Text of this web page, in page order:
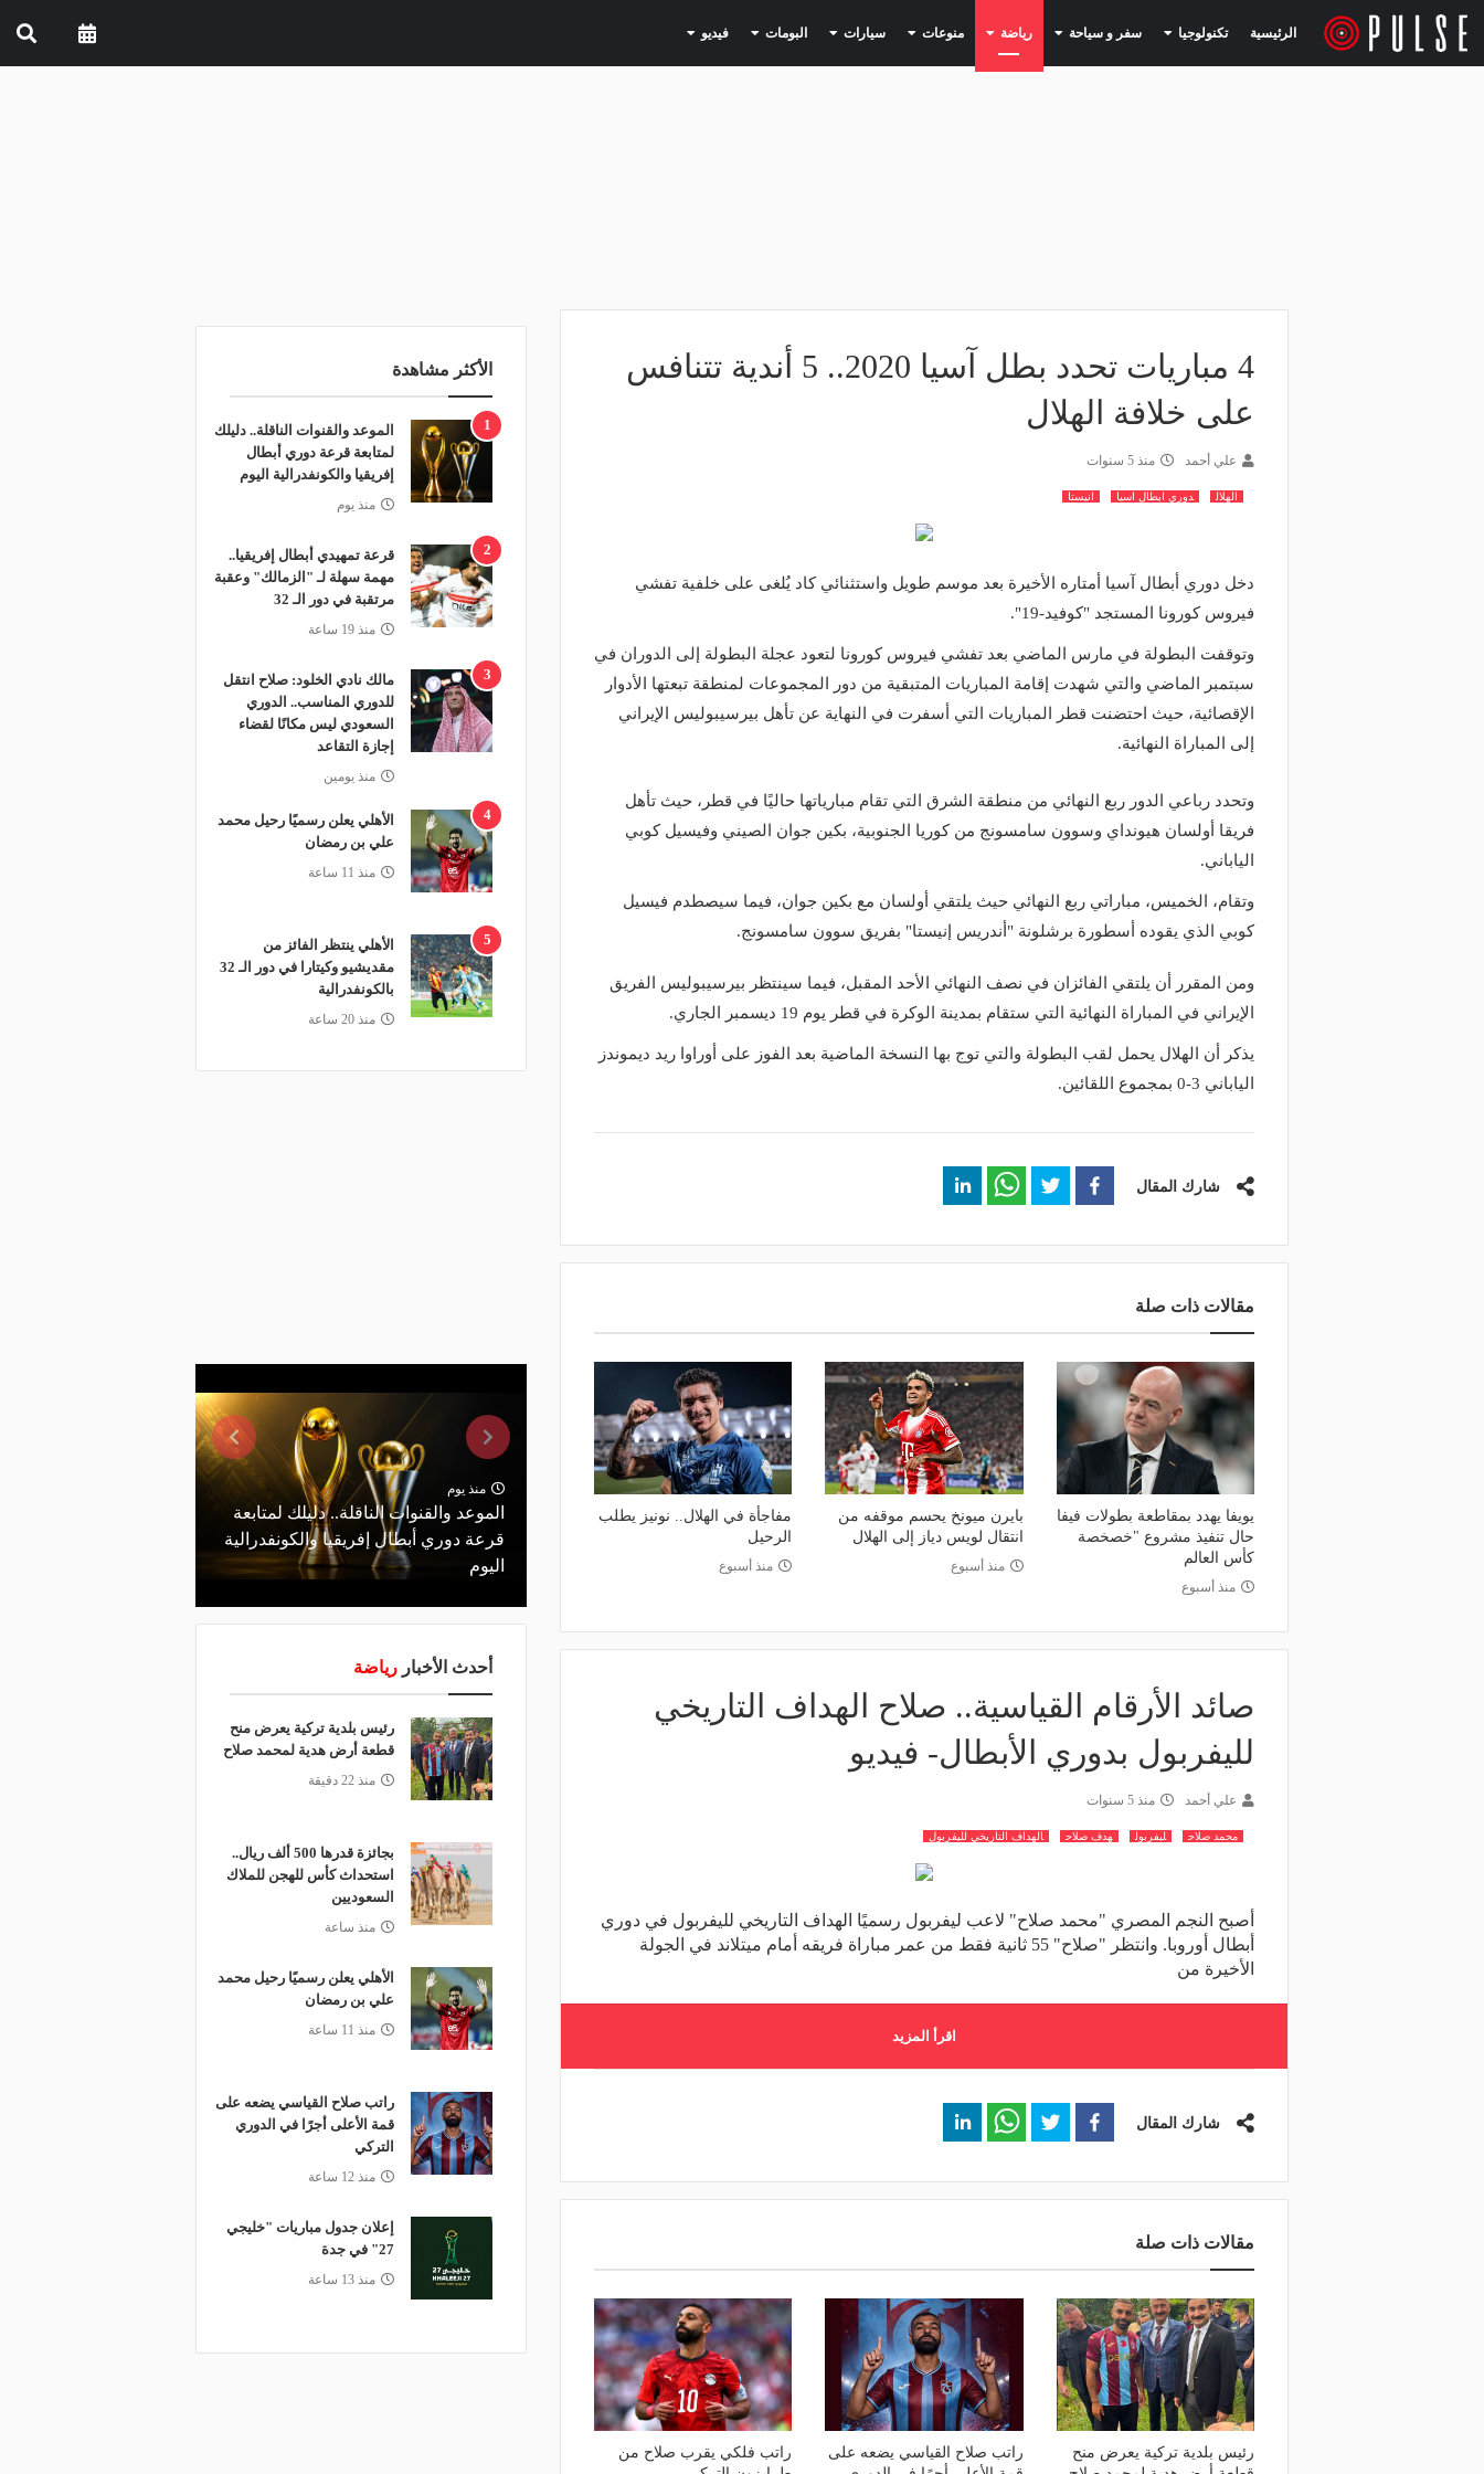
الرئيسية تكنولوجيا (current) سفر و سياحة (current) رياضة (current) منوعات (current) سيارات (current) البومات (current) فيديو (current)
4 مباريات تحدد بطل آسيا 2020.. 5 أندية تتنافس
على خلافة الهلال
علي أحمد منذ 5 سنوات
الهلال دوري ابطال اسيا انيستا
دخل دوري أبطال آسيا أمتاره الأخيرة بعد موسم طويل واستثنائي كاد يُلغى على خلفية تفشي
فيروس كورونا المستجد "كوفيد-19".
وتوقفت البطولة في مارس الماضي بعد تفشي فيروس كورونا لتعود عجلة البطولة إلى الدوران في
سبتمبر الماضي والتي شهدت إقامة المباريات المتبقية من دور المجموعات لمنطقة تبعتها الأدوار
الإقصائية، حيث احتضنت قطر المباريات التي أسفرت في النهاية عن تأهل بيرسيبوليس الإيراني
إلى المباراة النهائية.
وتحدد رباعي الدور ربع النهائي من منطقة الشرق التي تقام مبارياتها حاليًا في قطر، حيث تأهل
فريقا أولسان هيونداي وسوون سامسونج من كوريا الجنوبية، بكين جوان الصيني وفيسيل كوبي
الياباني.
وتقام، الخميس، مباراتي ربع النهائي حيث يلتقي أولسان مع بكين جوان، فيما سيصطدم فيسيل
كوبي الذي يقوده أسطورة برشلونة "أندريس إنيستا" بفريق سوون سامسونج.
ومن المقرر أن يلتقي الفائزان في نصف النهائي الأحد المقبل، فيما سينتظر بيرسيبوليس الفريق
الإيراني في المباراة النهائية التي ستقام بمدينة الوكرة في قطر يوم 19 ديسمبر الجاري.
يذكر أن الهلال يحمل لقب البطولة والتي توج بها النسخة الماضية بعد الفوز على أوراوا ريد ديموندز
الياباني 3-0 بمجموع اللقائين.
شارك المقال
مقالات ذات صلة
يويفا يهدد بمقاطعة بطولات فيفا
حال تنفيذ مشروع "خصخصة
كأس العالم
منذ أسبوع
بايرن ميونخ يحسم موقفه من
انتقال لويس دياز إلى الهلال
منذ أسبوع
مفاجأة في الهلال.. نونيز يطلب
الرحيل
منذ أسبوع
صائد الأرقام القياسية.. صلاح الهداف التاريخي
لليفربول بدوري الأبطال- فيديو
علي أحمد منذ 5 سنوات
محمد صلاح ليفربول هدف صلاح الهداف التاريخي لليفربول
أصبح النجم المصري "محمد صلاح" لاعب ليفربول رسميًا الهداف التاريخي لليفربول في دوري
أبطال أوروبا. وانتظر "صلاح" 55 ثانية فقط من عمر مباراة فريقه أمام ميتلاند في الجولة
الأخيرة من
اقرأ المزيد
شارك المقال
مقالات ذات صلة
رئيس بلدية تركية يعرض منح
راتب صلاح القياسي يضعه على
راتب فلكي يقرب صلاح من
الأكثر مشاهدة
1
الموعد والقنوات الناقلة.. دليلك
لمتابعة قرعة دوري أبطال
إفريقيا والكونفدرالية اليوم
منذ يوم
2
قرعة تمهيدي أبطال إفريقيا..
مهمة سهلة لـ "الزمالك" وعقبة
مرتقبة في دور الـ 32
منذ 19 ساعة
3
مالك نادي الخلود: صلاح انتقل
للدوري المناسب.. الدوري
السعودي ليس مكانًا لقضاء
إجازة التقاعد
منذ يومين
4
الأهلي يعلن رسميًا رحيل محمد
علي بن رمضان
منذ 11 ساعة
5
الأهلي ينتظر الفائز من
مقديشيو وكيتارا في دور الـ 32
بالكونفدرالية
منذ 20 ساعة
منذ يوم
الموعد والقنوات الناقلة.. دليلك لمتابعة
قرعة دوري أبطال إفريقيا والكونفدرالية
اليوم
قرعة تمهيدي أبطال إفريقيا.. مهمة سهلة
لـ "الزمالك" وعقبة مرتقبة في دور الـ 32
منذ يومين
مالك نادي الخلود: صلاح انتقل للدوري
المناسب.. الدوري السعودي ليس مكانًا
والقنوات الناقلة.. دليلك لمتابعة
دوري أبطال إفريقيا والكونفدرالية
أحدث الأخبار رياضة
رئيس بلدية تركية يعرض منح
قطعة أرض هدية لمحمد صلاح
منذ 22 دقيقة
بجائزة قدرها 500 ألف ريال..
استحداث كأس للهجن للملاك
السعوديين
منذ ساعة
الأهلي يعلن رسميًا رحيل محمد
علي بن رمضان
منذ 11 ساعة
راتب صلاح القياسي يضعه على
قمة الأعلى أجرًا في الدوري
التركي
منذ 12 ساعة
إعلان جدول مباريات "خليجي
27" في جدة
منذ 13 ساعة